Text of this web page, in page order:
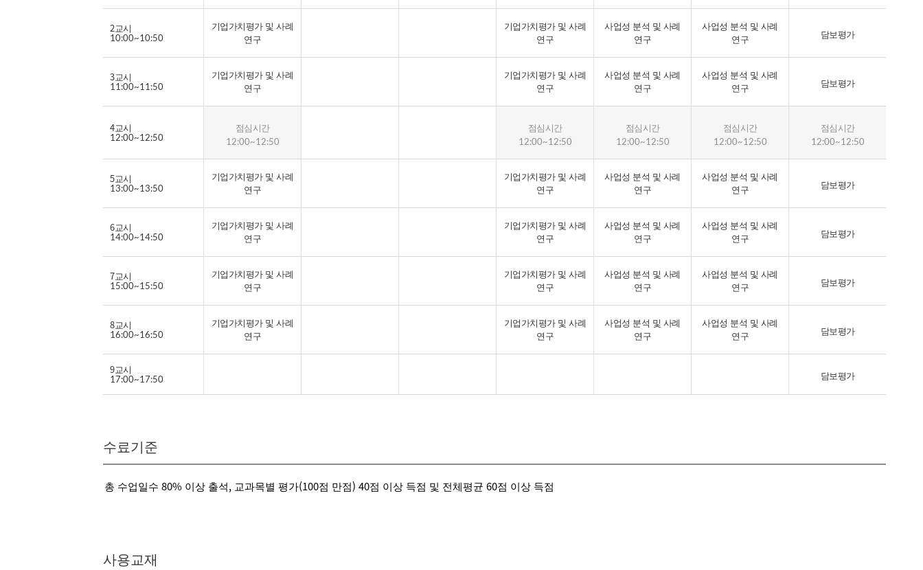
여신감리 및 자산건전성 분류 0.3 30
여신심사 사례연구
여신심사관련 법규 및 심사방법 9 0.5 50
대기업 여신심사 사례연구 8 100
중소기업(비외감) 여신심사 사례연구 50
개인사업자 여신심사 사례연구 4 50
특강 2
2교시
10:00~10:50
기업가치평가 및 사례
연구
기업가치평가 및 사례
연구
사업성 분석 및 사례
연구
사업성 분석 및 사례
연구
담보평가
3교시
11:00~11:50
기업가치평가 및 사례
연구
기업가치평가 및 사례
연구
사업성 분석 및 사례
연구
사업성 분석 및 사례
연구
담보평가
4교시
12:00~12:50
점심시간
12:00~12:50
점심시간
12:00~12:50
점심시간
12:00~12:50
점심시간
12:00~12:50
점심시간
12:00~12:50
5교시
13:00~13:50
기업가치평가 및 사례
연구
기업가치평가 및 사례
연구
사업성 분석 및 사례
연구
사업성 분석 및 사례
연구
담보평가
6교시
14:00~14:50
기업가치평가 및 사례
연구
기업가치평가 및 사례
연구
사업성 분석 및 사례
연구
사업성 분석 및 사례
연구
담보평가
7교시
15:00~15:50
기업가치평가 및 사례
연구
기업가치평가 및 사례
연구
사업성 분석 및 사례
연구
사업성 분석 및 사례
연구
담보평가
8교시
16:00~16:50
기업가치평가 및 사례
연구
기업가치평가 및 사례
연구
사업성 분석 및 사례
연구
사업성 분석 및 사례
연구
담보평가
9교시
17:00~17:50 담보평가
수료기준
총 수업일수 80% 이상 출석, 교과목별 평가(100점 만점) 40점 이상 득점 및 전체평균 60점 이상 득점
사용교재